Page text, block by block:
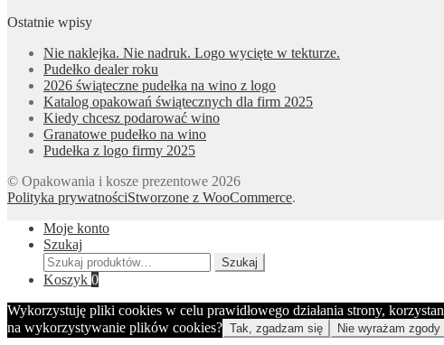
Ostatnie wpisy
Nie naklejka. Nie nadruk. Logo wycięte w tekturze.
Pudełko dealer roku
2026 świąteczne pudełka na wino z logo
Katalog opakowań świątecznych dla firm 2025
Kiedy chcesz podarować wino
Granatowe pudełko na wino
Pudełka z logo firmy 2025
© Opakowania i kosze prezentowe 2026
Polityka prywatnościStworzone z WooCommerce.
Moje konto
Szukaj
Szukaj:
Szukaj
Koszyk 0
Wykorzystuję pliki cookies w celu prawidłowego działania strony,
na wykorzystywanie plików cookies? Tak, zgadzam się Nie wyrażam zgody